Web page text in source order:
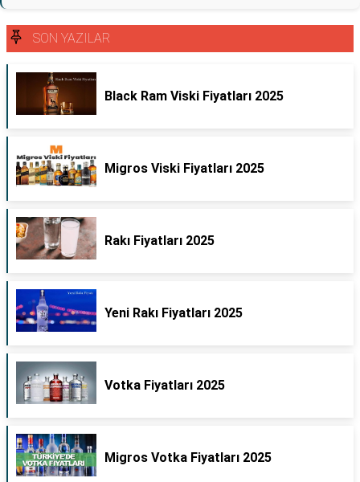
SON YAZILAR
Black Ram Viski Fiyatları 2025
Migros Viski Fiyatları 2025
Rakı Fiyatları 2025
Yeni Rakı Fiyatları 2025
Votka Fiyatları 2025
Migros Votka Fiyatları 2025